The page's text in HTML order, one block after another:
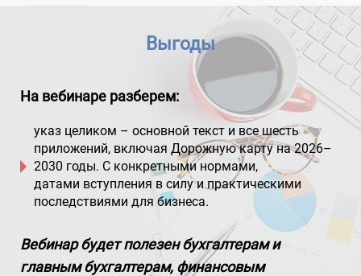
Выгоды
На вебинаре разберем:
указ целиком – основной текст и все шесть
приложений, включая Дорожную карту на 2026–
2030 годы. С конкретными нормами,
датами вступления в силу и практическими
последствиями для бизнеса.
Вебинар будет полезен бухгалтерам и
главным бухгалтерам, финансовым